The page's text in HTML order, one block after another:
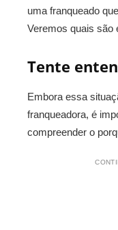
uma franqueado
Veremos quais são
Tente
Embora essa
franqueadora, é
compreender o